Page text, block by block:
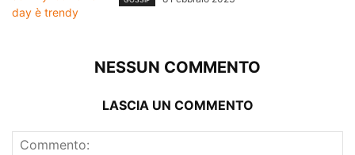
NESSUN COMMENTO
LASCIA UN COMMENTO